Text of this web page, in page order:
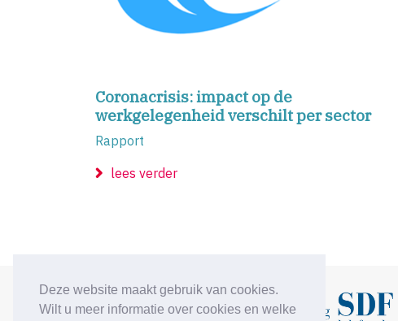
Deze website maakt gebruik van cookies.
Wilt u meer informatie over cookies en welke
Coronacrisis: impact op de
werkgelegenheid verschilt per sector
Rapport
lees verder